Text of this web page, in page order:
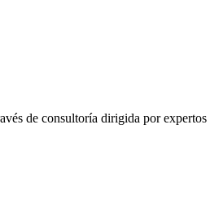
de consultoría dirigida por